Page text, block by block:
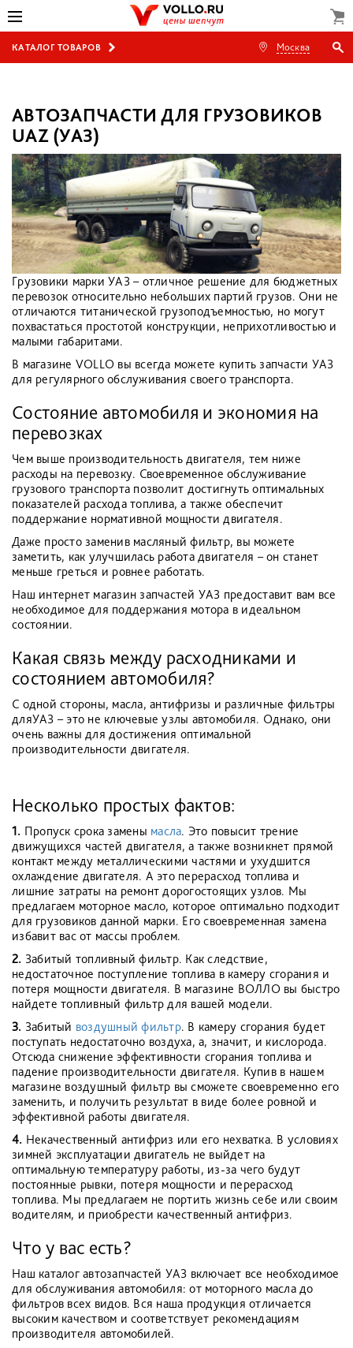
КАТАЛОГ ТОВАРОВ Москва
АВТОЗАПЧАСТИ ДЛЯ ГРУЗОВИКОВ
UAZ (УАЗ)
Грузовики марки УАЗ – отличное решение для бюджетных
перевозок относительно небольших партий грузов. Они не
отличаются титанической грузоподъемностью, но могут
похвастаться простотой конструкции, неприхотливостью и
малыми габаритами.
В магазине VOLLO вы всегда можете купить запчасти УАЗ
для регулярного обслуживания своего транспорта.
Состояние автомобиля и экономия на
перевозках
Чем выше производительность двигателя, тем ниже
расходы на перевозку. Своевременное обслуживание
грузового транспорта позволит достигнуть оптимальных
показателей расхода топлива, а также обеспечит
поддержание нормативной мощности двигателя.
Даже просто заменив масляный фильтр, вы можете
заметить, как улучшилась работа двигателя – он станет
меньше греться и ровнее работать.
Наш интернет магазин запчастей УАЗ предоставит вам все
необходимое для поддержания мотора в идеальном
состоянии.
Какая связь между расходниками и
состоянием автомобиля?
С одной стороны, масла, антифризы и различные фильтры
дляУАЗ – это не ключевые узлы автомобиля. Однако, они
очень важны для достижения оптимальной
производительности двигателя.
Несколько простых фактов:
1. Пропуск срока замены масла. Это повысит трение
движущихся частей двигателя, а также возникнет прямой
контакт между металлическими частями и ухудшится
охлаждение двигателя. А это перерасход топлива и
лишние затраты на ремонт дорогостоящих узлов. Мы
предлагаем моторное масло, которое оптимально подходит
для грузовиков данной марки. Его своевременная замена
избавит вас от массы проблем.
2. Забитый топливный фильтр. Как следствие,
недостаточное поступление топлива в камеру сгорания и
потеря мощности двигателя. В магазине ВОЛЛО вы быстро
найдете топливный фильтр для вашей модели.
3. Забитый воздушный фильтр. В камеру сгорания будет
поступать недостаточно воздуха, а, значит, и кислорода.
Отсюда снижение эффективности сгорания топлива и
падение производительности двигателя. Купив в нашем
магазине воздушный фильтр вы сможете своевременно его
заменить, и получить результат в виде более ровной и
эффективной работы двигателя.
4. Некачественный антифриз или его нехватка. В условиях
зимней эксплуатации двигатель не выйдет на
оптимальную температуру работы, из-за чего будут
постоянные рывки, потеря мощности и перерасход
топлива. Мы предлагаем не портить жизнь себе или своим
водителям, и приобрести качественный антифриз.
Что у вас есть?
Наш каталог автозапчастей УАЗ включает все необходимое
для обслуживания автомобиля: от моторного масла до
фильтров всех видов. Вся наша продукция отличается
высоким качеством и соответствует рекомендациям
производителя автомобилей.